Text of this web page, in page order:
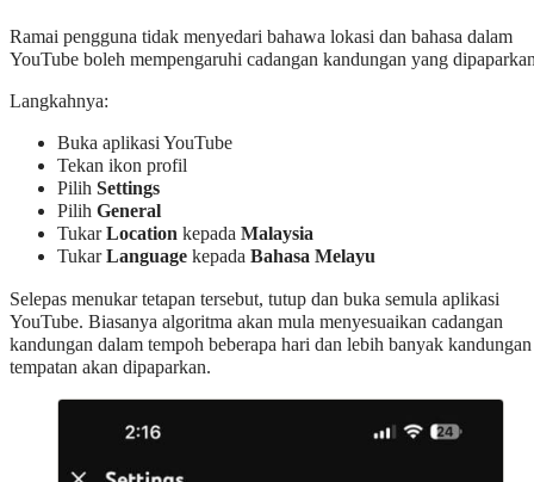
Ramai pengguna tidak menyedari bahawa lokasi dan bahasa dalam
YouTube boleh mempengaruhi cadangan kandungan yang
Langkahnya:
Buka aplikasi YouTube
Tekan ikon profil
Pilih Settings
Pilih General
TukarLocation kepada Malaysia
TukarLanguage kepada Bahasa Melayu
Selepas menukar tetapan tersebut, tutup dan buka semula aplikasi
YouTube. Biasanya algoritma akan mula menyesuaikan cadangan
kandungan dalam tempoh beberapa hari dan lebih banyak kandungan
tempatan akan dipaparkan.